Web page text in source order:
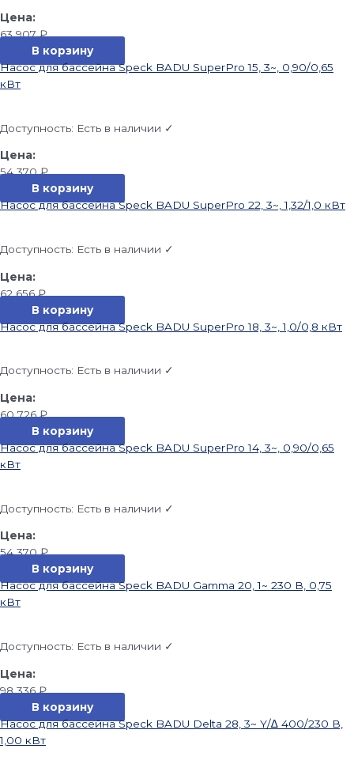
63 907₽
В корзину
Насос для бассейна Speck BADU SuperPro 15, 3~, 0,90/0,65
кВт
Доступность: Есть в наличии ✓
54 370₽
В корзину
Насос для бассейна Speck BADU SuperPro 22, 3~, 1,32/1,0 кВт
Доступность: Есть в наличии ✓
62 656₽
В корзину
Насос для бассейна Speck BADU SuperPro 18, 3~, 1,0/0,8 кВт
Доступность: Есть в наличии ✓
60 726₽
В корзину
Насос для бассейна Speck BADU SuperPro 14, 3~, 0,90/0,65
кВт
Доступность: Есть в наличии ✓
54 370₽
В корзину
Насос для бассейна Speck BADU Gamma 20, 1~ 230 В, 0,75
кВт
Доступность: Есть в наличии ✓
98 336₽
В корзину
Насос для бассейна Speck BADU Delta 28, 3~ Y/∆ 400/230 В,
1,00 кВт